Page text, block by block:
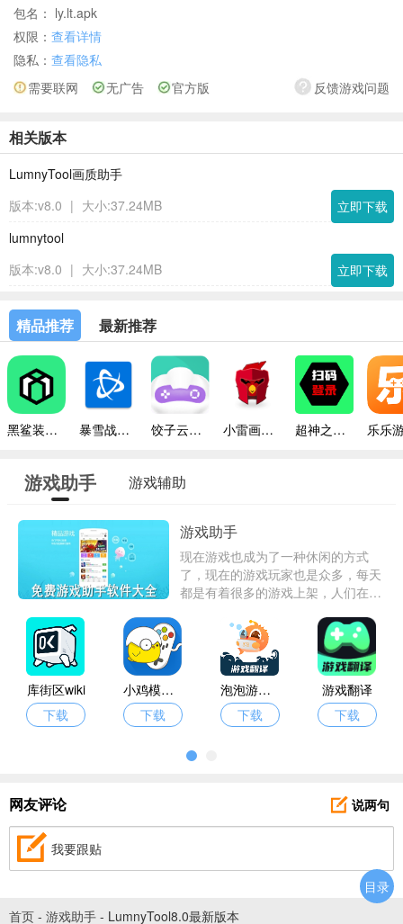
包名： ly.lt.apk
权限： 查看详情
隐私： 查看隐私
反馈游戏问题
需要联网 无广告 官方版
相关版本
LumnyTool画质助手
版本:v8.0 | 大小:37.24MB
立即下载
lumnytool
版本:v8.0 | 大小:37.24MB 立即下载
精品推荐 最新推荐
黑鲨装备箱最新版本 暴雪战网手机版 饺子云游戏平台 小雷画质修改器助手 超神之家扫码
游戏助手 游戏辅助
游戏助手
现在游戏也成为了一种休闲的方式
了，现在的游戏玩家也是众多，每天
都是有着很多的游戏上架，人们在玩
使用游戏助手可以获得更好的游戏体
验。
库街区wiki
下载
小鸡模拟器旧版本
下载
泡泡游戏翻译
下载
游戏翻译
下载
网友评论 说两句
我要跟贴
首页 - 游戏助手 - LumnyTool8.0最新版本
目录